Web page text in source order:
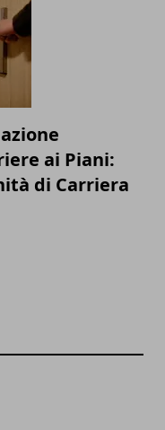
ai Piani:
di Carriera